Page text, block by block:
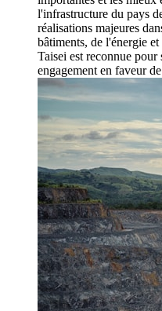
l'infrastructure du pays
réalisations majeures
bâtiments, de l'énergie
Taisei est reconnue
engagement en faveur